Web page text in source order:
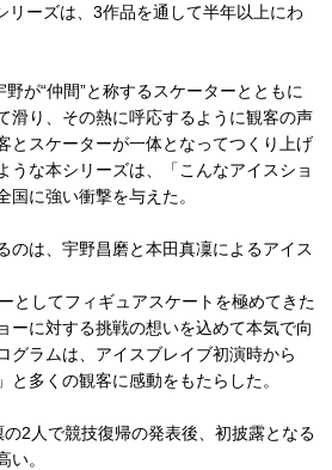
リーズは、3作品を通して半年以上にわ
が“仲間”と称するスケーターとともに
滑り、その熱に呼応するように観客の声
とスケーターが一体となってつくり上げ
うな本シリーズは、「こんなアイスショ
国に強い衝撃を与えた。
のは、宇野昌磨と本田真凜によるアイス
としてフィギュアスケートを極めてきた
ーに対する挑戦の想いを込めて本気で向
グラムは、アイスブレイブ初演時から
と多くの観客に感動をもたらした。
2人で競技復帰の発表後、初披露となる
い。